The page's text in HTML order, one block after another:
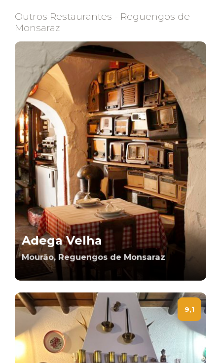
Outros Restaurantes - Reguengos de
Monsaraz
Adega Velha
Mourão, Reguengos de Monsaraz
9,1